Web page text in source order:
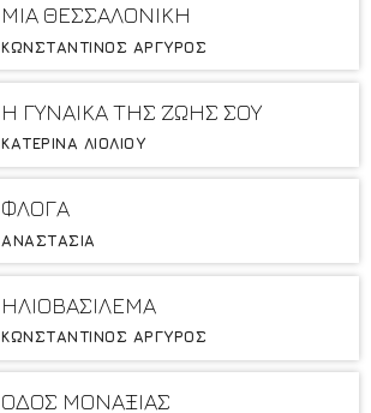
ΜΙΑ ΘΕΣΣΑΛΟΝΙΚΗ
ΚΩΝΣΤΑΝΤΙΝΟΣ ΑΡΓΥΡΟΣ
Η ΓΥΝΑΙΚΑ ΤΗΣ ΖΩΗΣ ΣΟΥ
ΚΑΤΕΡΙΝΑ ΛΙΟΛΙΟΥ
ΦΛΟΓΑ
ΑΝΑΣΤΑΣΙΑ
ΗΛΙΟΒΑΣΙΛΕΜΑ
ΚΩΝΣΤΑΝΤΙΝΟΣ ΑΡΓΥΡΟΣ
ΟΔΟΣ ΜΟΝΑΞΙΑΣ